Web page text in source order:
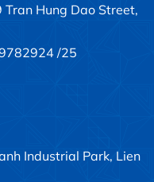
Hung Dao Street,
/25
Industrial Park, Lien